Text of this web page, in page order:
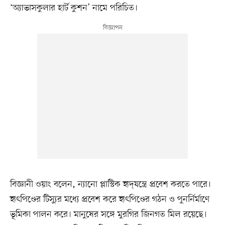
‘অ্যাভাসকুলার হার্ট কুশন’ নামে পরিচিত।
বিজ্ঞানী ওয়াং বলেন, ন্যানো প্লাস্টিক হৃদ্‌যন্ত্রে প্রবেশ করতে পারে।
হৃৎপিণ্ডের টিস্যুর মধ্যে প্রবেশ করে হৃৎপিণ্ডের গঠন ও পুনর্নির্মাণে
ভূমিকা পালন করে। মানুষের সঙ্গে মুরগির জিনগত মিল রয়েছে।